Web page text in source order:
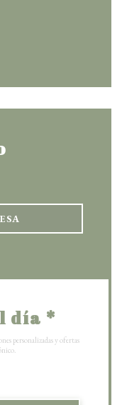
en una nueva
((abre en una
día *
personalizadas y ofertas